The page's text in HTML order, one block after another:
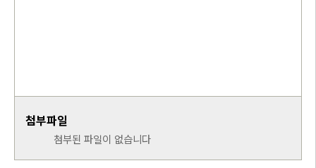
첨부파일
첨부된 파일이 없습니다